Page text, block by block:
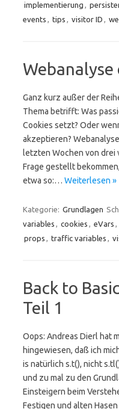
implementierung ,
events , tips , visitor ID ,
Webanalyse
Ganz kurz außer der
Thema betrifft: Was
Cookies setzt? Oder
akzeptieren?
letzten Wochen von drei
Frage gestellt
etwa so:… Weiterlesen »
Kategorie: Grundlagen
variables , cookies , eVars ,
props , traffic variables ,
Back to
Teil 1
Oops: Andreas Dierl hat
hingewiesen, daß ich
is natürlich s.t(), nicht
und zu mal zu den
Einsteigern beim
Festigen und alten